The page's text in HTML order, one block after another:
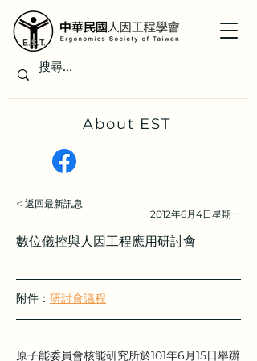
About EST
< 返回最新訊息
2012年6月4日星期一
數位儀控與人因工程應用研討會
附件： 研討會議程
原子能委員會核能研究所於101年6月15日舉辦